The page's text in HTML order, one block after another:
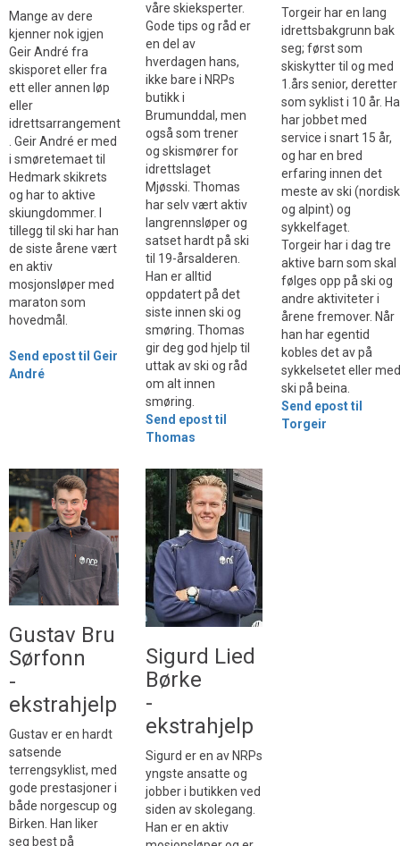
Mange av dere
kjenner nok igjen
Geir André fra
skisporet eller fra
ett eller annen løp
eller
idrettsarrangement
. Geir André er med
i smøretemaet til
Hedmark skikrets
og har to aktive
skiungdommer. I
tillegg til ski har han
de siste årene vært
en aktiv
mosjonsløper med
maraton som
hovedmål.
Send epost til Geir
André
våre skieksperter.
Gode tips og råd er
en del av
hverdagen hans,
ikke bare i NRPs
butikk i
Brumunddal, men
også som trener
og skismører for
idrettslaget
Mjøsski. Thomas
har selv vært aktiv
langrennsløper og
satset hardt på ski
til 19-årsalderen.
Han er alltid
oppdatert på det
siste innen ski og
smøring. Thomas
gir deg god hjelp til
uttak av ski og råd
om alt innen
smøring.
Send epost til
Thomas
Torgeir har en lang
idrettsbakgrunn bak
seg; først som
skiskytter til og med
1.års senior, deretter
som syklist i 10 år.
har jobbet med
service i snart 15 år,
og har en bred
erfaring innen det
meste av ski (nordisk
og alpint) og
sykkelfaget.
Torgeir har i dag tre
aktive barn som skal
følges opp på ski og
andre aktiviteter i
årene fremover. Når
han har egentid
kobles det av på
sykkelsetet eller
ski på beina.
Send epost til
Torgeir
Gustav Bru
Sørfonn
-
ekstrahjelp
Gustav er en hardt
satsende
terrengsyklist, med
gode prestasjoner i
både norgescup og
Birken. Han liker
seg best på
Sigurd Lied
Børke
-
ekstrahjelp
Sigurd er en av NRPs
yngste ansatte og
jobber i butikken ved
siden av skolegang.
Han er en aktiv